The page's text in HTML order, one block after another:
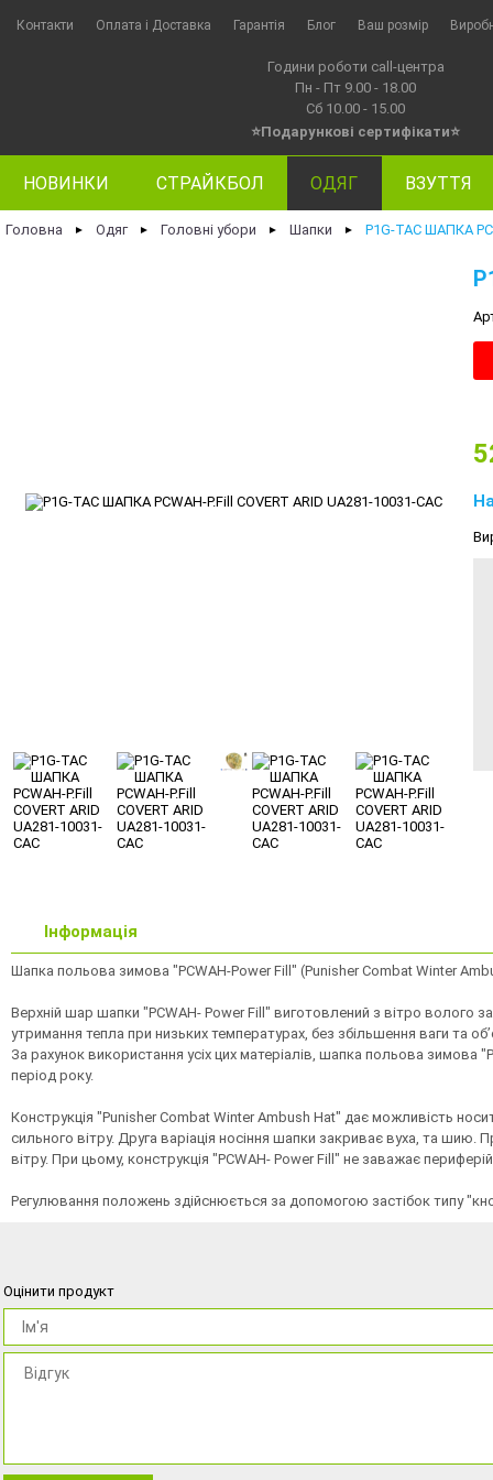
Контакти Оплата i Доставка Гарантія Блог Ваш розмір
Години роботи call-центра
Пн - Пт 9.00 - 18.00
Сб 10.00 - 15.00
⭐Подарункові сертифікати⭐
НОВИНКИ СТРАЙКБОЛ ОДЯГ ВЗУТТЯ
Головна ► Одяг ► Головні убори ► Шапки ► P1G-TAC ШАПКА
Інформація
Шапка польова зимова "PCWAH-Power Fill" (Punisher Combat Winter
Верхній шар шапки "PCWAH- Power Fill" виготовлений з вітро волого
утримання тепла при низьких температурах, без збільшення ваги та
За рахунок використання усіх цих матеріалів, шапка польова
період року.
Конструкція "Punisher Combat Winter Ambush Hat" дає можливість
сильного вітру. Друга варіація носіння шапки закриває вуха, та
вітру. При цьому, конструкція "PCWAH- Power Fill" не заважає
Регулювання положень здійснюється за допомогою застібок типу
Оцінити продукт